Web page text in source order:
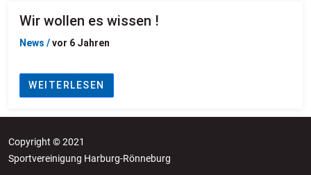
Wir wollen es wissen !
News /vor 6 Jahren
WEITERLESEN
Copyright © 2021
Sportvereinigung Harburg-Rönneburg